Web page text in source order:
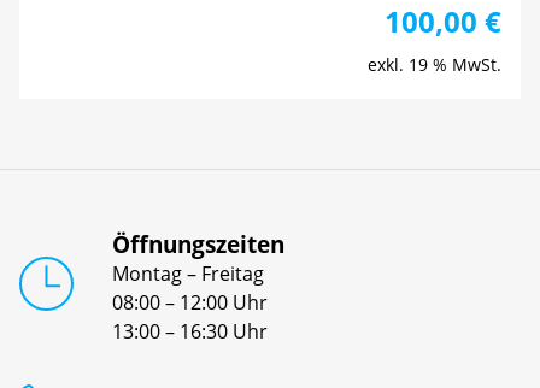
100,00 €
exkl. 19 % MwSt.
Öffnungszeiten
Montag – Freitag
08:00 – 12:00 Uhr
13:00 – 16:30 Uhr